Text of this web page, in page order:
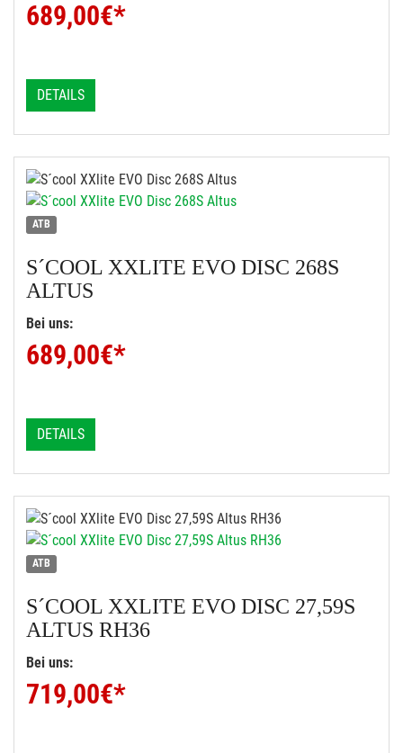
689,00€*
DETAILS
ATB
S´COOL XXLITE EVO DISC 268S
ALTUS
Bei uns:
689,00€*
DETAILS
ATB
S´COOL XXLITE EVO DISC 27,59S
ALTUS RH36
Bei uns:
719,00€*